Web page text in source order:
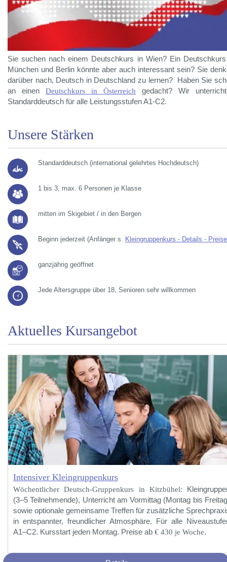
Sie suchen nach einem Deutschkurs in Wien? Ein
München und Berlin könnte aber auch interessant sein? Sie
darüber nach, Deutsch in Deutschland zu lernen? Haben Sie
an einen Deutschkurs in Österreich gedacht? Wir
Standarddeutsch für alle Leistungsstufen A1-C2.
Unsere Stärken
Standarddeutsch (international gelehrtes Hochdeutsch)
1 bis 3, max. 6 Personen je Klasse
mitten im Skigebiet / in den Bergen
Beginn jederzeit (Anfänger s. Kleingruppenkurs - Details - Preise
ganzjährig geöffnet
Jede Altersgruppe über 18, Senioren sehr willkommen
Aktuelles Kursangebot
Intensiver Kleingruppenkurs
Wöchentlicher Deutsch-Gruppenkurs in Kitzbühel:
(3–5 Teilnehmende), Unterricht am Vormittag (Montag bis
sowie optionale gemeinsame Treffen für zusätzliche
in entspannter, freundlicher Atmosphäre. Für alle
A1–C2. Kursstart jeden Montag. Preise ab € 430 je Woche.